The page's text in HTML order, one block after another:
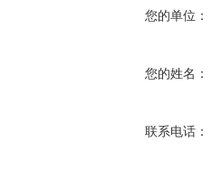
您的单位：
您的姓名：
联系电话：